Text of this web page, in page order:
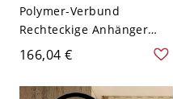
Polymer-Verbund
Rechteckige Anhänger
Kücheninsel mit Reinem
Licht für Wohnnutzung,
Weißes LED-Licht,
166,04 €